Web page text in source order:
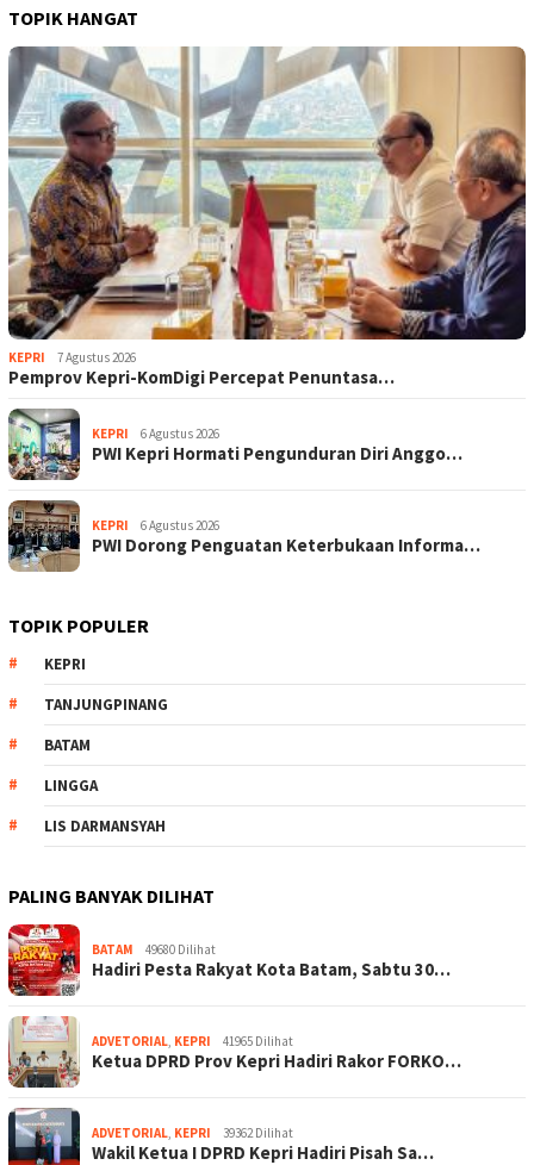
TOPIK HANGAT
KEPRI 7 Agustus 2026
Pemprov Kepri-KomDigi Percepat Penuntasa…
KEPRI 6 Agustus 2026
PWI Kepri Hormati Pengunduran Diri Anggo…
KEPRI 6 Agustus 2026
PWI Dorong Penguatan Keterbukaan Informa…
TOPIK POPULER
KEPRI
TANJUNGPINANG
BATAM
LINGGA
LIS DARMANSYAH
PALING BANYAK DILIHAT
BATAM 49680 Dilihat
Hadiri Pesta Rakyat Kota Batam, Sabtu 30…
ADVETORIAL, KEPRI 41965 Dilihat
Ketua DPRD Prov Kepri Hadiri Rakor FORKO…
ADVETORIAL, KEPRI 39362 Dilihat
Wakil Ketua I DPRD Kepri Hadiri Pisah Sa…